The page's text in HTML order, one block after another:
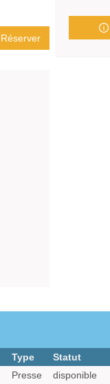
Réserver
Type Statut
Presse
disponible